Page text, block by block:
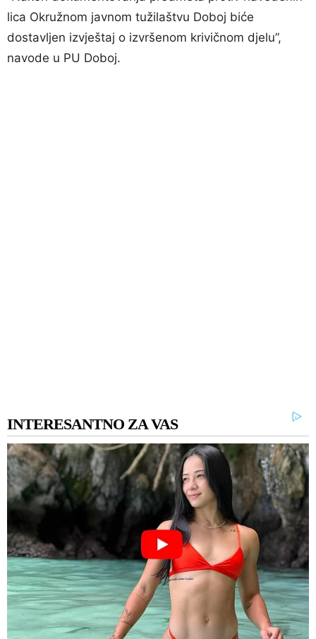
lica Okružnom javnom tužilaštvu Doboj biće
dostavljen izvještaj o izvršenom krivičnom djelu”,
navode u PU Doboj.